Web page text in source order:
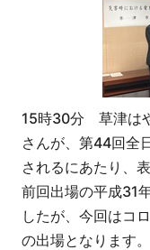
15時30分 草津は
さんが、第44回全
されるにあたり、
前回出場の平成31
したが、今回はコ
の出場となります。